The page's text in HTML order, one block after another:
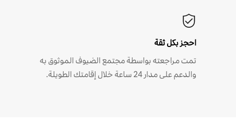
احجز بكل ثقة
تمت مراجعته بواسطة مجتمع الضيوف الموثوق به
والدعم على مدار 24 ساعة خلال إقامتك الطويلة.